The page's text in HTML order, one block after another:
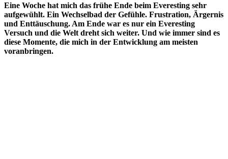
Eine Woche hat mich das frühe Ende beim Everesting sehr
aufgewühlt. Ein Wechselbad der Gefühle. Frustration, Ärgernis
und Enttäuschung. Am Ende war es nur ein Everesting
Versuch und die Welt dreht sich weiter. Und wie immer sind es
diese Momente, die mich in der Entwicklung am meisten
voranbringen.